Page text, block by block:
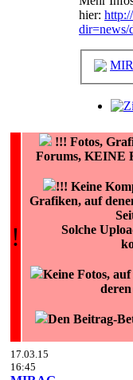
hier:
dir=news/
!
!!! Fotos,
Forums, KEINE
!!! Keine
Grafiken, auf
Solche
Keine Fotos,
Den Beitrag-
17.03.15
16:45